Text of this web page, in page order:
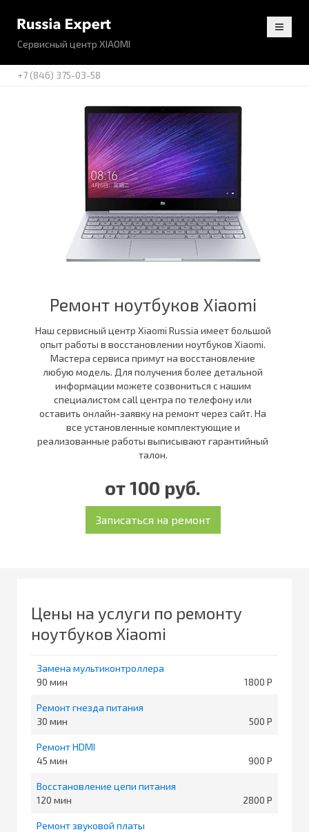
Сервисный центр XIAOMI
+7 (846) 375-03-58
Ремонт ноутбуков Xiaomi
Наш сервисный центр Xiaomi Russia имеет большой
опыт работы в восстановлении ноутбуков Xiaomi.
Мастера сервиса примут на восстановление
любую модель. Для получения более детальной
информации можете созвониться с нашим
специалистом call центра по телефону или
оставить онлайн-заявку на ремонт через сайт. На
все установленные комплектующие и
реализованные работы выписывают гарантийный
талон.
от 100 руб.
Цены на услуги по ремонту
ноутбуков Xiaomi
Замена мультиконтроллера
90
1800
Ремонт гнезда питания
30
500
Ремонт HDMI
45
900
Восстановление цепи питания
120
2800
Ремонт звуковой платы